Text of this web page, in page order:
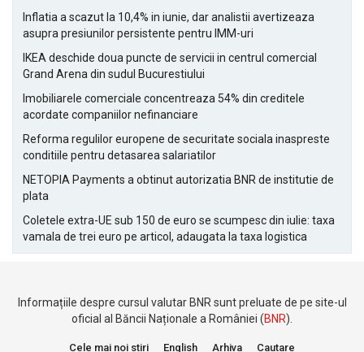
Inflatia a scazut la 10,4% in iunie, dar analistii avertizeaza
asupra presiunilor persistente pentru IMM-uri
IKEA deschide doua puncte de servicii in centrul comercial
Grand Arena din sudul Bucurestiului
Imobiliarele comerciale concentreaza 54% din creditele
acordate companiilor nefinanciare
Reforma regulilor europene de securitate sociala inaspreste
conditiile pentru detasarea salariatilor
NETOPIA Payments a obtinut autorizatia BNR de institutie de
plata
Coletele extra-UE sub 150 de euro se scumpesc din iulie: taxa
vamala de trei euro pe articol, adaugata la taxa logistica
Informațiile despre cursul valutar BNR sunt preluate de pe site-ul
oficial al Băncii Naționale a României (BNR).
Cele mai noi stiri English Arhiva Cautare